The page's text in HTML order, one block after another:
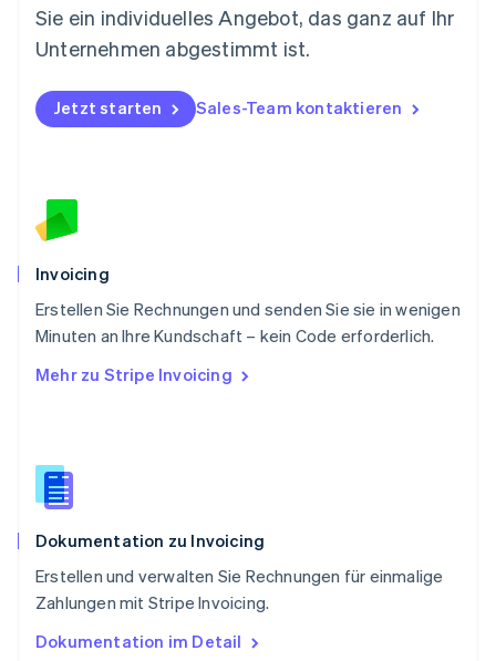
Sie ein individuelles Angebot, das ganz auf Ihr
Unternehmen abgestimmt ist.
Jetzt starten Sales-Team kontaktieren
Invoicing
Erstellen Sie Rechnungen und senden Sie sie in wenigen
Minuten an Ihre Kundschaft – kein Code erforderlich.
Mehr zu Stripe Invoicing
Dokumentation zu Invoicing
Erstellen und verwalten Sie Rechnungen für einmalige
Zahlungen mit Stripe Invoicing.
Dokumentation im Detail
Österreich
Deutsch
Polen
Portugal
PortuguêsEnglish
Schweden
Schweiz
Singapur
English简体中文
Slowakei
Slowenien
English
Spanien
Thailand
Tschechische Republik
English
English